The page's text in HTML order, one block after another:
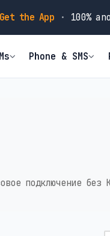
Get the App · 100%
Phone & SMS
подключение